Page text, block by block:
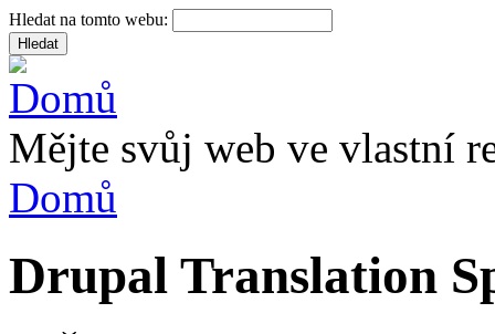
Hledat na tomto webu:
Mějte svůj web ve vlastní
Domů
Drupal Translation